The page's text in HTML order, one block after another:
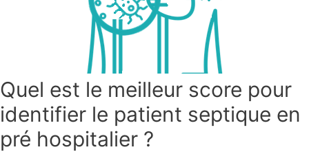
Quel est le meilleur score pour
identifier le patient septique en
pré hospitalier ?